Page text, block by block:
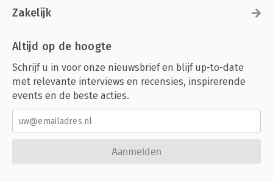
Zakelijk
Altijd op de hoogte
Schrijf u in voor onze nieuwsbrief en blijf up-to-date
met relevante interviews en recensies, inspirerende
events en de beste acties.
Aanmelden